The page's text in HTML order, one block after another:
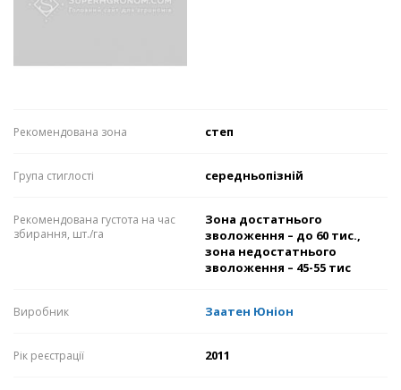
Рекомендована зона степ
Група стиглості середньопізній
Рекомендована густота на час
збирання, шт./га
Зона достатнього
зволоження – до 60 тис.,
зона недостатнього
зволоження – 45-55 тис
Виробник Заатен Юніон
Рік реєстрації 2011